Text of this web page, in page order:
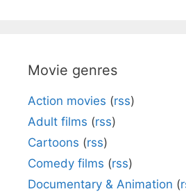
Movie genres
Action movies (rss)
Adult films (rss)
Cartoons (rss)
Comedy films (rss)
Documentary & Animation (